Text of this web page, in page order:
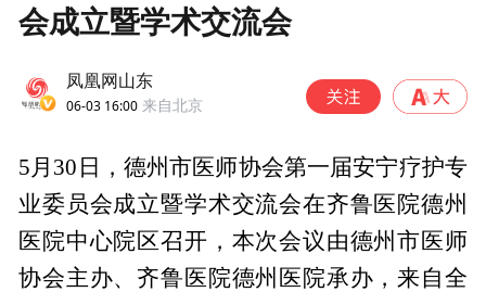
会成立暨学术交流会
凤凰网山东
06-03 16:00 来自北京
5月30日，德州市医师协会第一届安宁疗护专
业委员会成立暨学术交流会在齐鲁医院德州
医院中心院区召开，本次会议由德州市医师
协会主办、齐鲁医院德州医院承办，来自全